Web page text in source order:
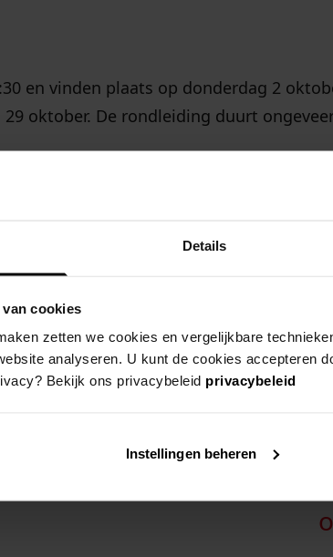
Details
cookies
zetten we cookies en vergelijkbare
analyseren. U kunt de cookies accepteren
Bekijk ons privacybeleid privacybeleid
Instellingen beheren
en vinden plaats op donderdag 2
oktober. De rondleiding duurt
en vol is vol. De toegang is